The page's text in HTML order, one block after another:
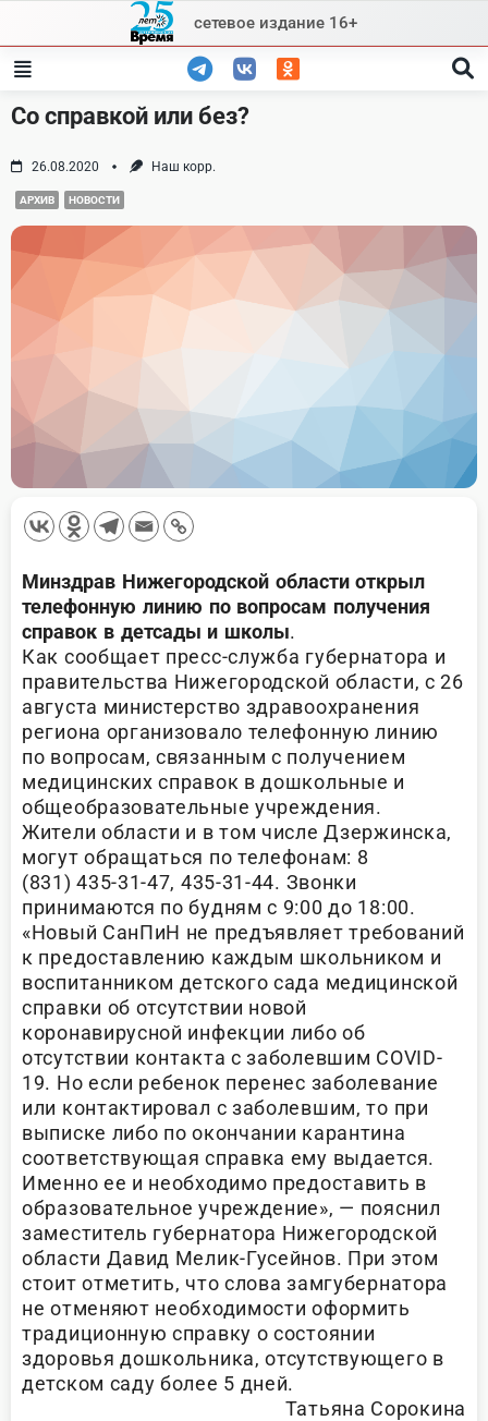
content
сетевое издание 16+
Со справкой или без?
26.08.2020 Наш корр.
АРХИВ НОВОСТИ
Минздрав Нижегородской области открыл
телефонную линию по вопросам получения
справок в детсады и школы.
Как сообщает пресс-служба губернатора и
правительства Нижегородской области, с 26
августа министерство здравоохранения
региона организовало телефонную линию
по вопросам, связанным с получением
медицинских справок в дошкольные и
общеобразовательные учреждения.
Жители области и в том числе Дзержинска,
могут обращаться по телефонам: 8
(831) 435-31-47, 435-31-44. Звонки
принимаются по будням с 9:00 до 18:00.
«Новый СанПиН не предъявляет требований
к предоставлению каждым школьником и
воспитанником детского сада медицинской
справки об отсутствии новой
коронавирусной инфекции либо об
отсутствии контакта с заболевшим COVID-
19. Но если ребенок перенес заболевание
или контактировал с заболевшим, то при
выписке либо по окончании карантина
соответствующая справка ему выдается.
Именно ее и необходимо предоставить в
образовательное учреждение», — пояснил
заместитель губернатора Нижегородской
области Давид Мелик-Гусейнов. При этом
стоит отметить, что слова замгубернатора
не отменяют необходимости оформить
традиционную справку о состоянии
здоровья дошкольника, отсутствующего в
детском саду более 5 дней.
Татьяна Сорокина